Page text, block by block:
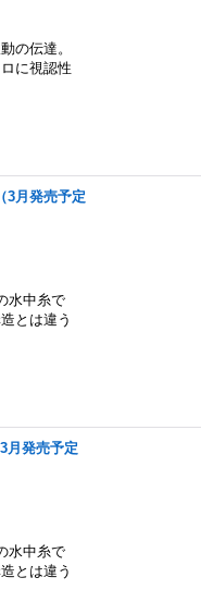
の伝達。
に視認性
3月発売予定
水中糸で
とは違う
月発売予定
水中糸で
とは違う